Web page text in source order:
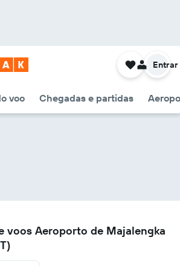
voo Chegadas e partidas
Entrar
voos Aeroporto de Majalengka